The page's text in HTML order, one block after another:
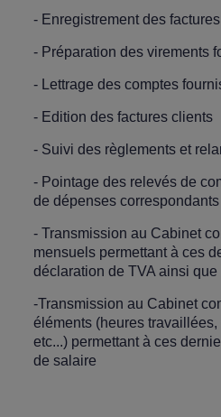
- Enregistrement des
- Préparation des virements
- Lettrage des comptes
- Edition des factures clients
- Suivi des règlements et
- Pointage des relevés de
de dépenses correspondants
- Transmission au Cabinet
mensuels permettant à ces
déclaration de TVA ainsi que
-Transmission au Cabinet
éléments (heures
etc...) permettant à ces
de salaire